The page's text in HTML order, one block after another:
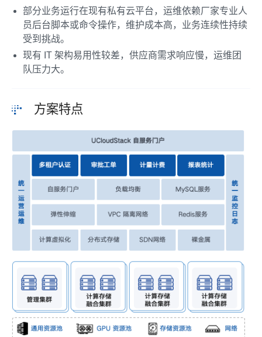
部分业务运行在现有私有云平台，运维依赖厂家专业人
员后台脚本或命令操作，维护成本高，业务连续性持续
受到挑战。
现有 IT 架构易用性较差，供应商需求响应慢，运维团
队压力大。
方案特点